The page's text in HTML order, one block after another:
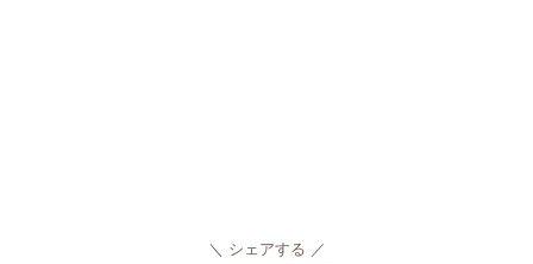
シェアする